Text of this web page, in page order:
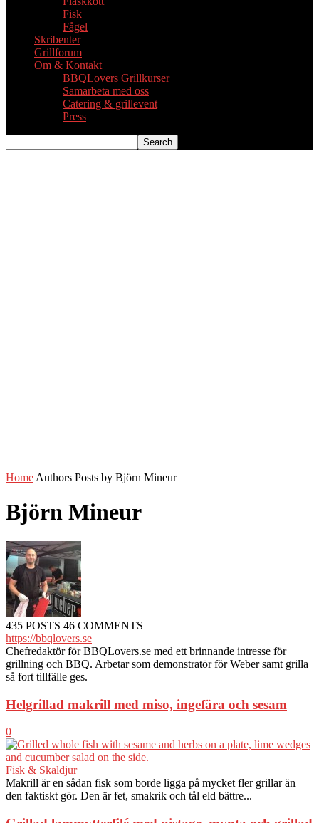
Fisk
Fågel
Skribenter
Grillforum
Om & Kontakt
BBQLovers Grillkurser
Samarbeta med oss
Catering & grillevent
Press
Home Authors Posts by Björn Mineur
Björn Mineur
435 POSTS 46 COMMENTS
https://bbqlovers.se
Chefredaktör för BBQLovers.se med ett brinnande intresse för
grillning och BBQ. Arbetar som demonstratör för Weber samt grilla
så fort tillfälle ges.
Helgrillad makrill med miso, ingefära och sesam
0
Fisk & Skaldjur
Makrill är en sådan fisk som borde ligga på mycket fler grillar än
den faktiskt gör. Den är fet, smakrik och tål eld bättre...